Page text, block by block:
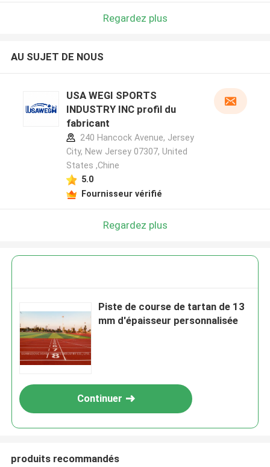
Regardez plus
AU SUJET DE NOUS
USA WEGI SPORTS
INDUSTRY INC profil du
fabricant
240 Hancock Avenue, Jersey
City, New Jersey 07307, United
States ,Chine
5.0
Fournisseur vérifié
Regardez plus
Piste de course de tartan de 13
mm d'épaisseur personnalisée
Continuer
produits recommandés